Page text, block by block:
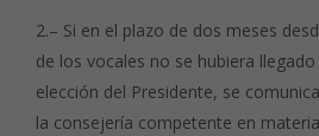
2.– Si en el plazo de dos meses
de los vocales no se hubiera
elección del Presidente, se
la consejería competente en